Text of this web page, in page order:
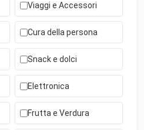
Viaggi e Accessori
Cura della persona
Snack e dolci
Elettronica
Frutta e Verdura